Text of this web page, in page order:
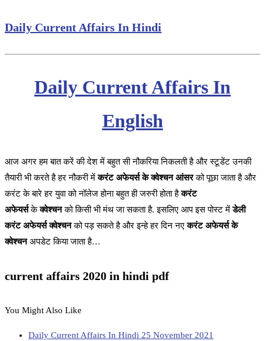
Daily Current Affairs In Hindi
Daily Current Affairs In
English
आज अगर हम बात करें की देश में बहुत सी नौकरिया निकलती है और स्टूडेंट उनकी
तैयारी भी करते है हर नौकरी मेंकरंट अफेयर्स के क्वेश्चन आंसरको पूछा जाता है और
करंट के बारे हर युवा को नॉलेज होना बहुत ही जरुरी होता हैकरंट
अफेयर्सकेक्वेश्चनको किसी भी मंथ जा सकता है. इसलिए आप इस पोस्ट मेंडेली
करंट अफेयर्स क्वेश्चनको पड़ सकते है और इन्हे हर दिन नएकरंट अफेयर्स के
क्वेश्चनअपडेट किया जाता है…
current affairs 2020 in hindi pdf
You Might Also Like
Daily Current Affairs In Hindi 25 November 2021